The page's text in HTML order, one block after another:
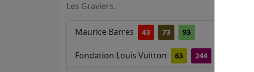
Les Graviers.
Maurice Barres 43 73 93
Fondation Louis Vuitton 63 244